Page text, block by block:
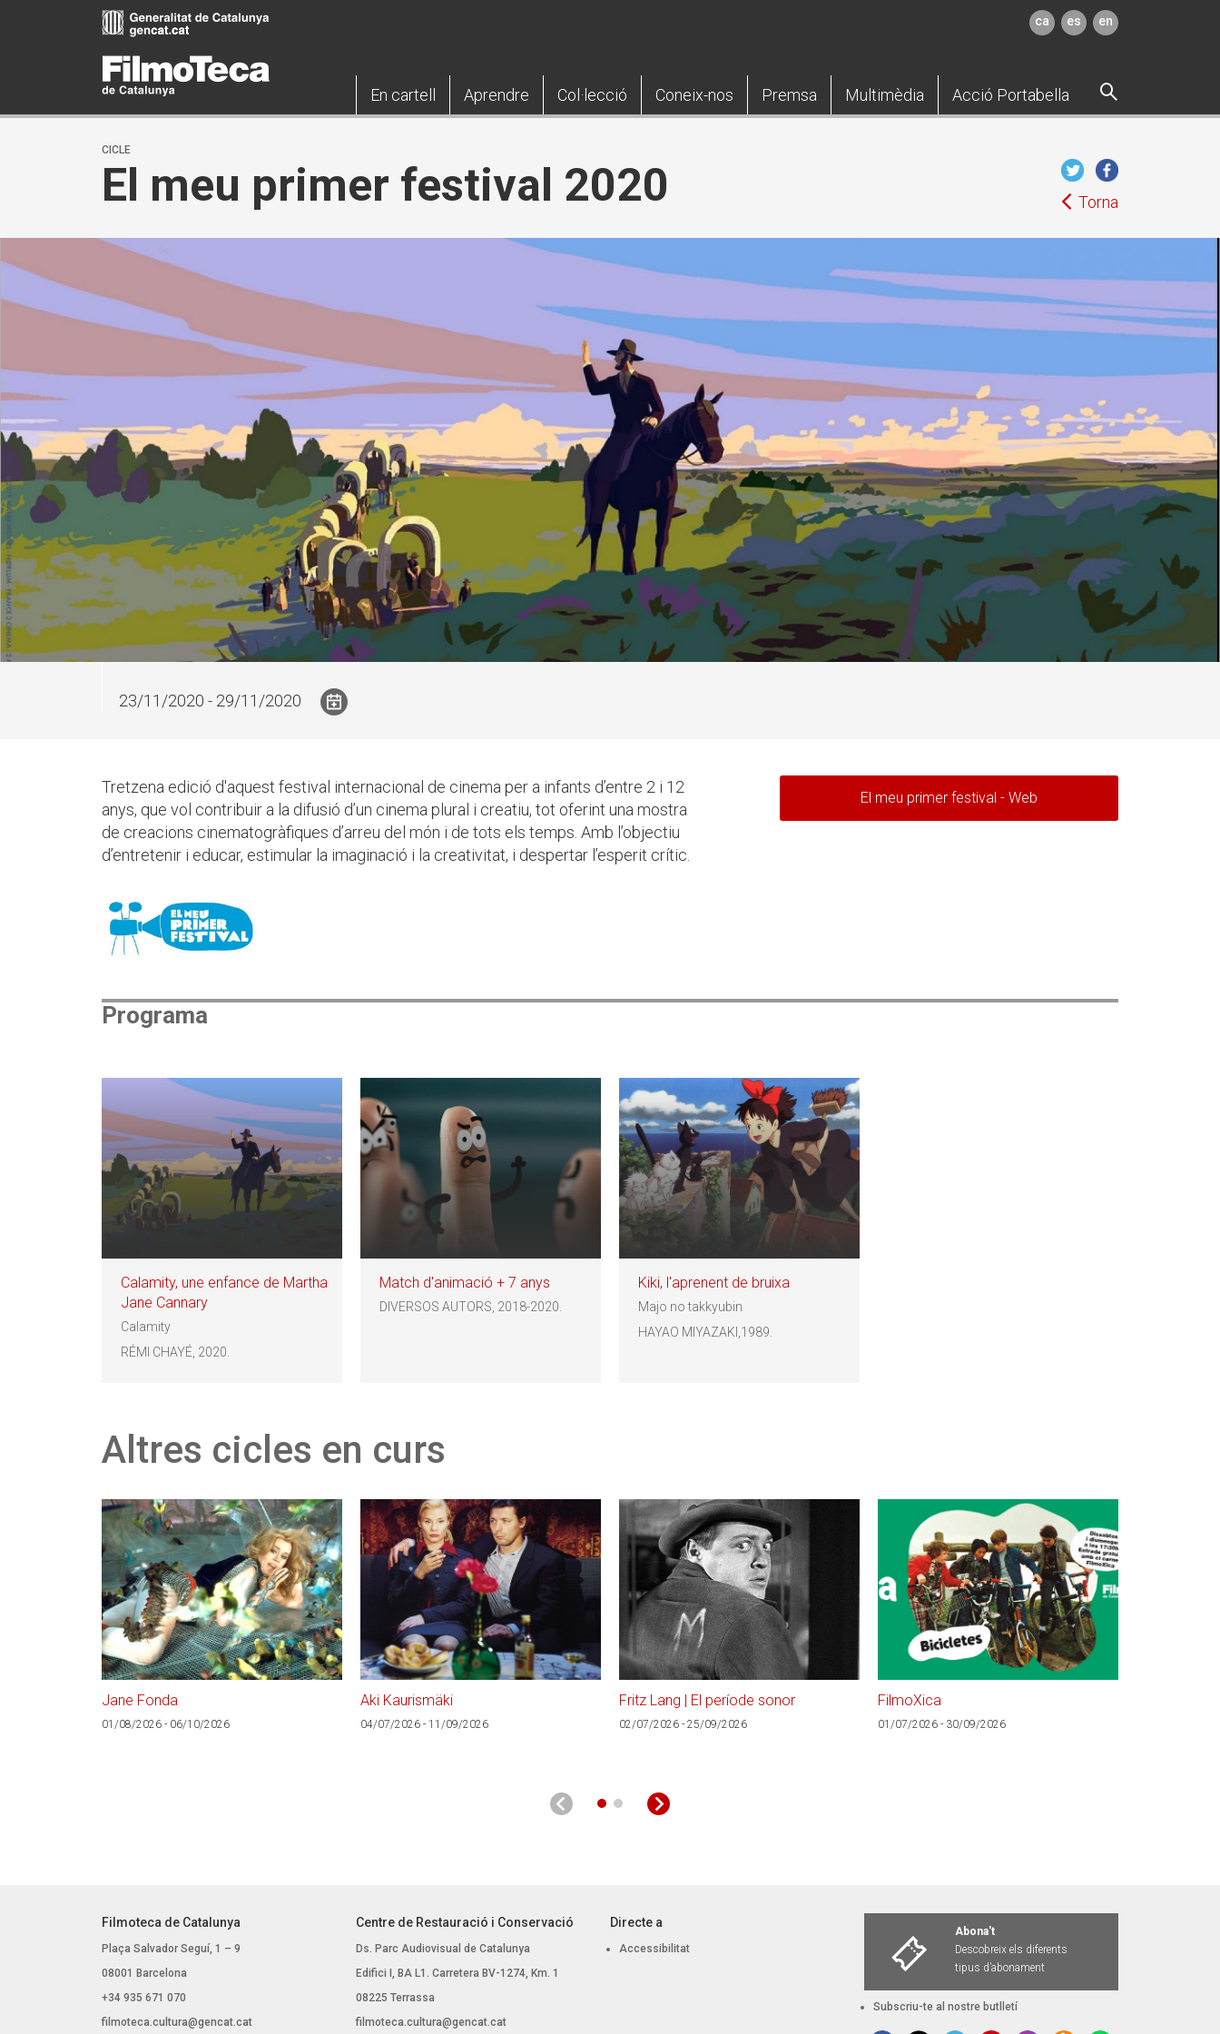
ca es en
En cartell Aprendre Col·lecció Coneix-nos Premsa Multimèdia Acció Portabella
CICLE
El meu primer festival 2020 Torna
23/11/2020 - 29/11/2020
Tretzena edició d'aquest festival internacional de cinema per a infants d’entre 2 i 12
anys, que vol contribuir a la difusió d’un cinema plural i creatiu, tot oferint una mostra
de creacions cinematogràfiques d’arreu del món i de tots els temps. Amb l’objectiu
d’entretenir i educar, estimular la imaginació i la creativitat, i despertar l’esperit crític.
El meu primer festival - Web
Programa
Calamity, une enfance de Martha
Jane Cannary
Calamity
RÉMI CHAYÉ, 2020.
Match d'animació + 7 anys
DIVERSOS AUTORS, 2018-2020.
Kiki, l'aprenent de bruixa
Majo no takkyubin
HAYAO MIYAZAKI,1989.
Altres cicles en curs
Jane Fonda
01/08/2026 - 06/10/2026
Aki Kaurismäki
04/07/2026 - 11/09/2026
Fritz Lang | El període sonor
02/07/2026 - 25/09/2026
FilmoXica
01/07/2026 - 30/09/2026
Filmoteca de Catalunya
Plaça Salvador Seguí, 1 – 9
08001 Barcelona
+34 935 671 070
filmoteca.cultura@gencat.cat
Centre de Restauració i Conservació
Ds. Parc Audiovisual de Catalunya
Edifici I, BA L1. Carretera BV-1274, Km. 1
08225 Terrassa
filmoteca.cultura@gencat.cat
Directe a
Accessibilitat
Abona't
Descobreix els diferents
tipus d’abonament
Subscriu-te al nostre butlletí